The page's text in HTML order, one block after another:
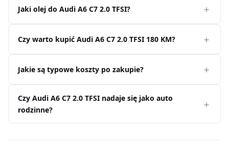
Jaki olej do Audi A6 C7 2.0 TFSI?
Czy warto kupić Audi A6 C7 2.0 TFSI 180 KM?
Jakie są typowe koszty po zakupie?
Czy Audi A6 C7 2.0 TFSI nadaje się jako auto
rodzinne?